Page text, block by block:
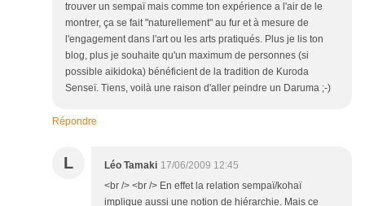
trouver un sempaï mais comme ton expérience a l'air de le
montrer, ça se fait "naturellement" au fur et à mesure de
l'engagement dans l'art ou les arts pratiqués. Plus je lis ton
blog, plus je souhaite qu'un maximum de personnes (si
possible aikidoka) bénéficient de la tradition de Kuroda
Senseï. Tiens, voilà une raison d'aller peindre un Daruma ;-)
Répondre
L Léo Tamaki 17/06/2009 12:45
<br /> <br /> En effet la relation sempaï/kohaï
implique aussi une notion de hiérarchie. Mais ce